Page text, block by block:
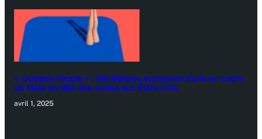
« Careless People » : Révélations explosives d’une ex-cadre
de Meta en tête des ventes aux États-Unis
avril 1, 2025